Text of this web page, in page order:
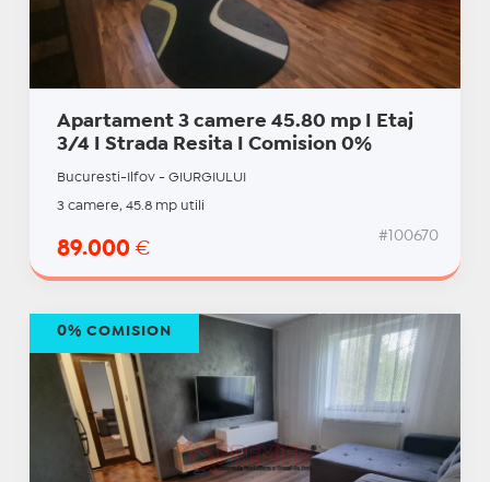
Apartament 3 camere 45.80 mp I Etaj
3/4 I Strada Resita I Comision 0%
Bucuresti-Ilfov - GIURGIULUI
3 camere, 45.8 mp utili
89.000 €
#100670
0% COMISION